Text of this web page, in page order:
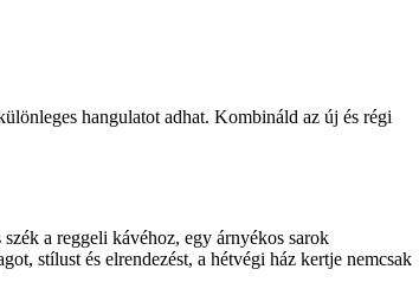
hangulatot adhat. Kombináld az új és régi
a reggeli kávéhoz, egy árnyékos sarok
stílust és elrendezést, a hétvégi ház kertje nemcsak